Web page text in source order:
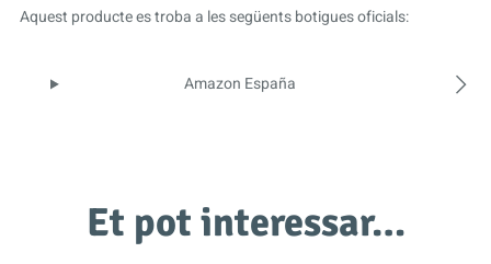
Aquest producte es troba a les següents botigues oficials:
Amazon España
Et pot interessar…